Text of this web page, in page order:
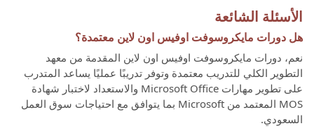
الأسئلة الشائعة
هل دورات مايكروسوفت اوفيس اون لاين معتمدة؟
نعم، دورات مايكروسوفت اوفيس اون لاين المقدمة من معهد
التطوير الكلي للتدريب معتمدة وتوفر تدريبًا عمليًا يساعد المتدرب
على تطوير مهارات Microsoft Office والاستعداد لاختبار شهادة
MOS المعتمد من Microsoft بما يتوافق مع احتياجات سوق العمل
السعودي.